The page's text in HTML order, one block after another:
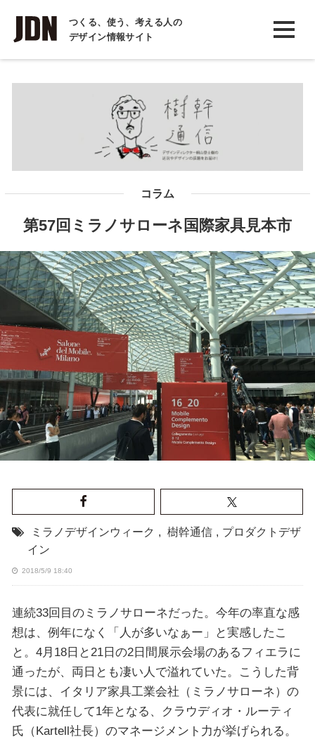
つくる、使う、考える人の
デザイン情報サイト
INTERVIEW
インタビュー
REPORT
COLUMN
コラム
第57回ミラノサローネ国際家具見本市
ミラノデザインウィーク , 樹幹通信 , プロダクトデザ
イン
2018/5/9 18:40
連続33回目のミラノサローネだった。今年の率直な感
想は、例年になく「人が多いなぁー」と実感したこ
と。4月18日と21日の2日間展示会場のあるフィエラに
通ったが、両日とも凄い人で溢れていた。こうした背
景には、イタリア家具工業会社（ミラノサローネ）の
代表に就任して1年となる、クラウディオ・ルーティ
氏（Kartell社長）のマネージメント力が挙げられる。